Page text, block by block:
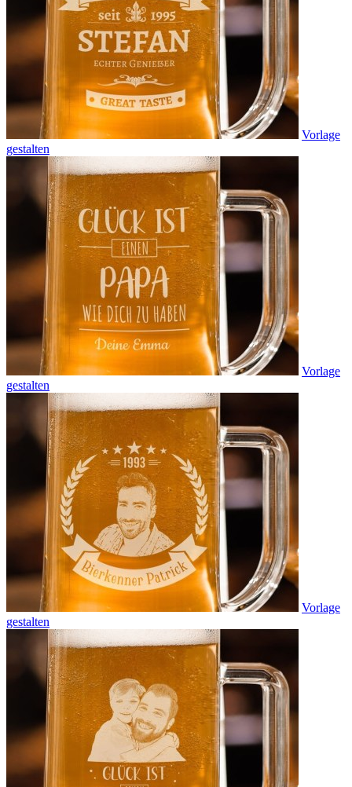
Vorlage
gestalten
Vorlage
gestalten
Vorlage
gestalten